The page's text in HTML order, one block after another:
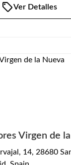
Ver Detalles
Virgen de
14, 28680